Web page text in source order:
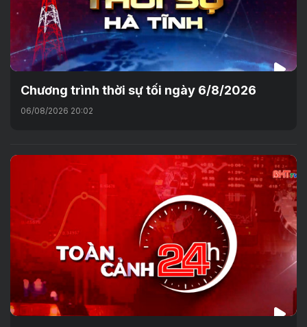
Chương trình thời sự tối ngày 6/8/2026
06/08/2026 20:02